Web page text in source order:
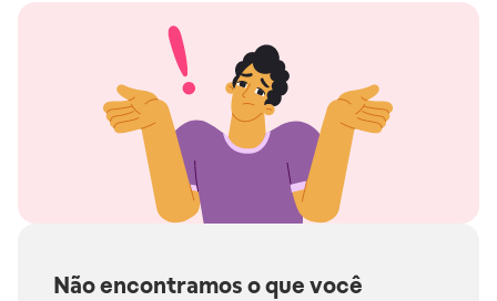
Não encontramos o que você